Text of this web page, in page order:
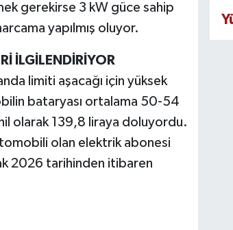
gerekirse 3 kW güce sahip
yapılmış oluyor.
İLGİLENDİRİYOR
limiti aşacağı için yüksek
bataryası ortalama 50-54
olarak 139,8 liraya doluyordu.
olan elektrik abonesi
2026 tarihinden itibaren